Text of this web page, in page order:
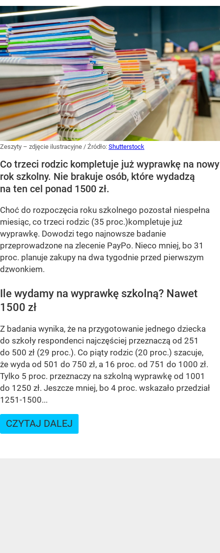
Zeszyty – zdjęcie ilustracyjne / Źródło: Shutterstock
Co trzeci rodzic kompletuje już wyprawkę na nowy
rok szkolny. Nie brakuje osób, które wydadzą
na ten cel ponad 1500 zł.
Choć do rozpoczęcia roku szkolnego pozostał niespełna
miesiąc, co trzeci rodzic (35 proc.)kompletuje już
wyprawkę. Dowodzi tego najnowsze badanie
przeprowadzone na zlecenie PayPo. Nieco mniej, bo 31
proc. planuje zakupy na dwa tygodnie przed pierwszym
dzwonkiem.
Ile wydamy na wyprawkę szkolną? Nawet
1500 zł
Z badania wynika, że na przygotowanie jednego dziecka
do szkoły respondenci najczęściej przeznaczą od 251
do 500 zł (29 proc.). Co piąty rodzic (20 proc.) szacuje,
że wyda od 501 do 750 zł, a 16 proc. od 751 do 1000 zł.
Tylko 5 proc. przeznaczy na szkolną wyprawkę od 1001
do 1250 zł. Jeszcze mniej, bo 4 proc. wskazało przedział
1251-1500...
CZYTAJ DALEJ